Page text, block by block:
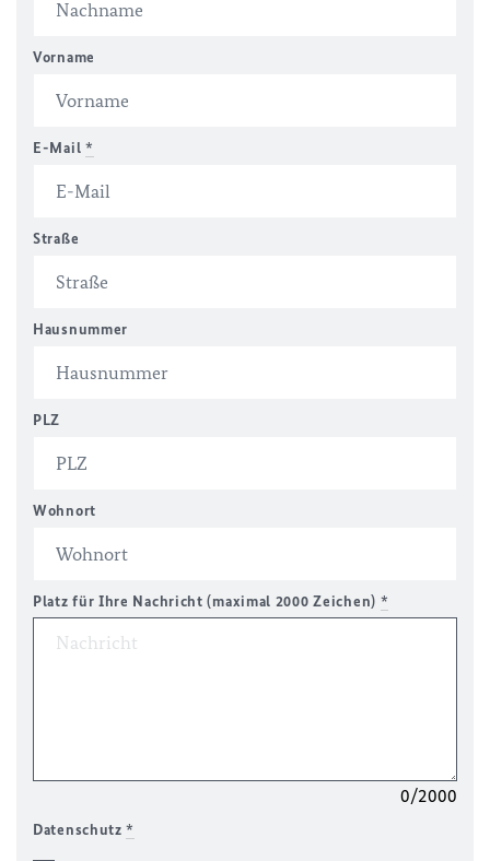
Vorname
E-Mail *
Straße
Hausnummer
PLZ
Wohnort
Platz für Ihre Nachricht (maximal 2000 Zeichen) *
0/2000
Datenschutz*